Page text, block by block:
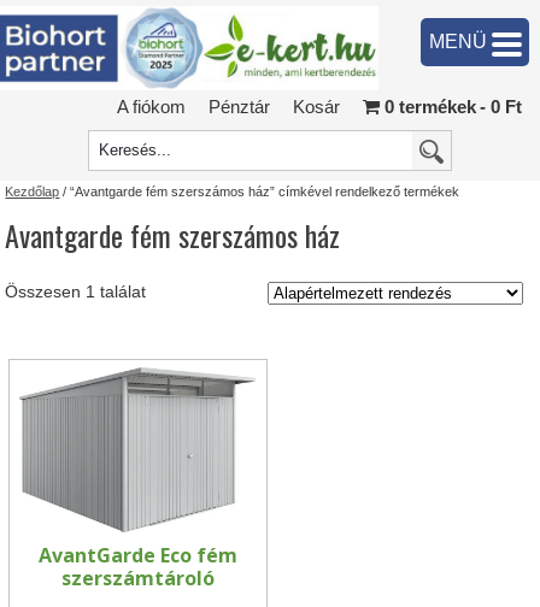
A fiókom Pénztár Kosár 0 termékek 0 Ft
MENÜ
Kezdőlap / “Avantgarde fém szerszámos ház” címkével rendelkező termékek
Avantgarde fém szerszámos ház
Összesen 1 találat
AvantGarde Eco fém
szerszámtároló